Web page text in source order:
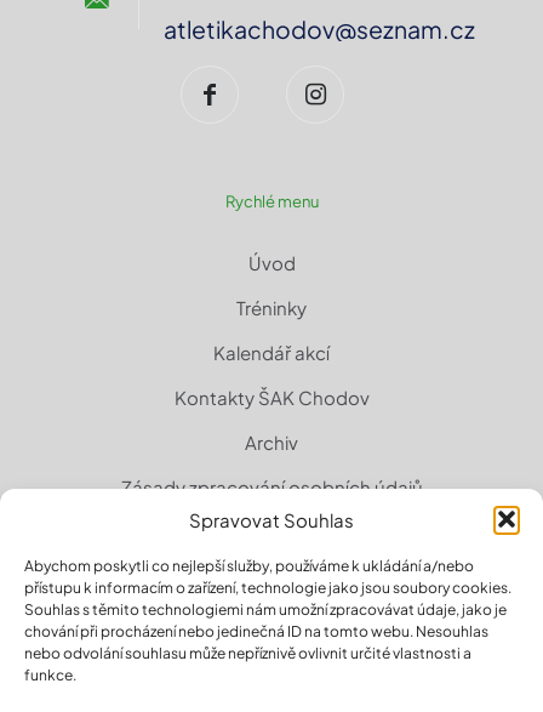
Spravovat Souhlas
Abychom poskytli co nejlepší služby, používáme k ukládání a/nebo
přístupu k informacím o zařízení, technologie jako jsou soubory cookies.
Souhlas s těmito technologiemi nám umožní zpracovávat údaje, jako je
chování při procházení nebo jedinečná ID na tomto webu. Nesouhlas
nebo odvolání souhlasu může nepříznivě ovlivnit určité vlastnosti a
funkce.
atletikachodov@seznam.cz
Rychlé menu
Úvod
Tréninky
Kalendář akcí
Kontakty ŠAK Chodov
Archiv
Zásady zpracování osobních údajů
Zásady cookies (EU)